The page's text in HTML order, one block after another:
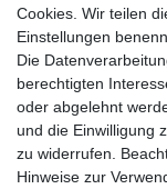
Facebook
sicher einkaufen
Sichere Bestellung
Cookies. Wir teilen
Einstellungen
Die
berechtigten
oder abgelehnt
und die Einwilligung
zu widerrufen.
Hinweise zur